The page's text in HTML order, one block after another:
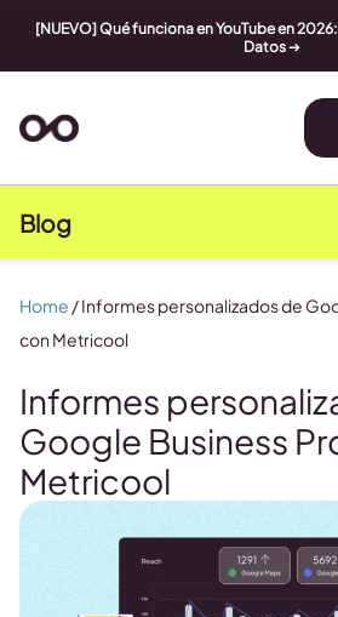
[NUEVO] Qué funciona en YouTube en
Datos➔
Blog
Informes
Google Business
Metricool
Home /Informes personalizados de
con Metricool